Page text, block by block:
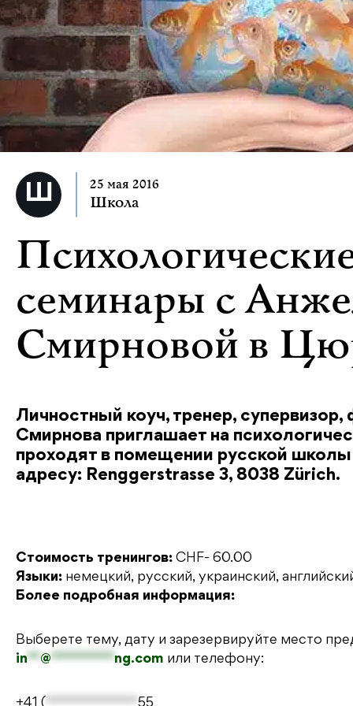
25 мая 2016
Школа
семинары с
Смирновой в
Личностный коуч, тренер,
Смирнова приглашает на
проходят в помещении русской
адресу: Renggerstrasse 3, 8038 Zürich.
Стоимость тренингов: CHF- 60.00
Языки: немецкий, русский, украинский,
Более подробная информация:
Выберете тему, дату и зарезервируйте место
in**@**********ng.com или телефону:
+41 ( ************* 55